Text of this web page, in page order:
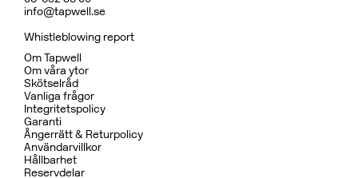
Badkarsblandare
BOX026 Mattsvart
CR MB LU
Pris 15995 kr